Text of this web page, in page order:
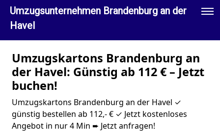
Umzugsunternehmen Brandenburg an der
Havel
Umzugskartons Brandenburg an
der Havel: Günstig ab 112 € – Jetzt
buchen!
Umzugskartons Brandenburg an der Havel ✓
günstig bestellen ab 112,- € ✓ Jetzt kostenloses
Angebot in nur 4 Min ➨ Jetzt anfragen!